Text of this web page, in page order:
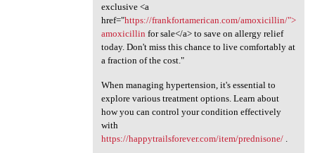
exclusive <a
href="https://frankfortamerican.com/amoxicillin/">
amoxicillin for sale</a> to save on allergy relief
today. Don't miss this chance to live comfortably at
a fraction of the cost."
When managing hypertension, it's essential to
explore various treatment options. Learn about
how you can control your condition effectively
with
https://happytrailsforever.com/item/prednisone/.